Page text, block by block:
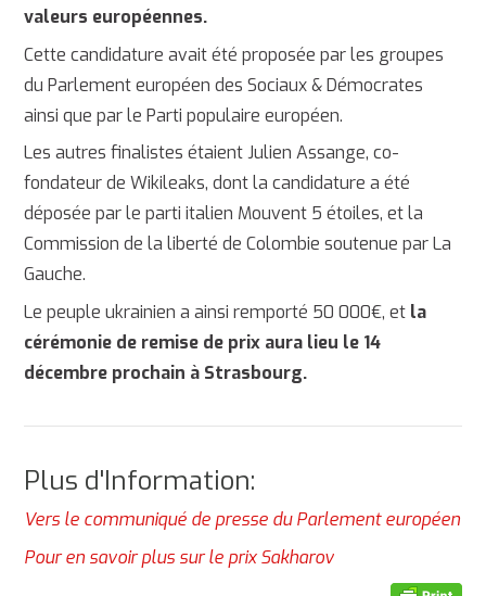
valeurs européennes.
Cette candidature avait été proposée par les groupes
du Parlement européen des Sociaux & Démocrates
ainsi que par le Parti populaire européen.
Les autres finalistes étaient Julien Assange, co-
fondateur de Wikileaks, dont la candidature a été
déposée par le parti italien Mouvent 5 étoiles, et la
Commission de la liberté de Colombie soutenue par La
Gauche.
Le peuple ukrainien a ainsi remporté 50 000€, et la
cérémonie de remise de prix aura lieu le 14
décembre prochain à Strasbourg.
Plus d'Information:
Vers le communiqué de presse du Parlement européen
Pour en savoir plus sur le prix Sakharov